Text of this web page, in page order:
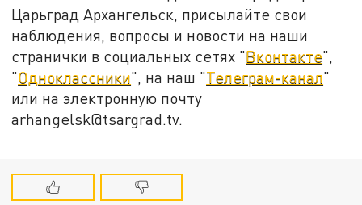
Царьград Архангельск, присылайте свои
наблюдения, вопросы и новости на наши
странички в социальных сетях "Вконтакте",
"Одноклассники", на наш "Телеграм-канал"
или на электронную почту
arhangelsk@tsargrad.tv.